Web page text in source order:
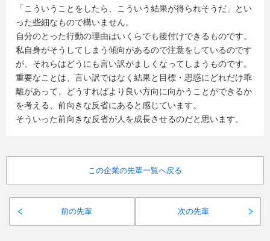
「こういうことをしたら、こういう結果が得られそうだ」とい
った些細なもので構いません。
自分のとった行動の理由はいくらでも後付けできるものです。
私自身がそうしてしまう傾向があるので注意をしているのです
が、それらはどうにも言い訳がましくなってしまうものです。
重要なことは、言い訳ではなく結果と目標・思惑にどれだけ乖
離があって、どうすればより良い方向に向かうことができるか
を考える、前向きな反省にあると感じています。
そういった前向きな反省が人を成長させるのだと思います。
前の先輩
この企業の先輩一覧へ戻る
次の先輩